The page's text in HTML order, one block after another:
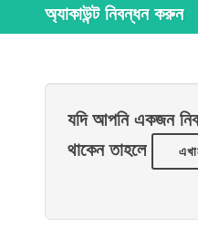
অ্যাকাউন্ট নিবন্ধন করুন
যদি আপনি একজন
থাকেন তাহলে